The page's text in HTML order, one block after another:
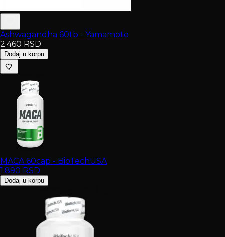
Ashwagandha 60tb - Yamamoto
2.460 RSD
Dodaj u korpu
MACA 60cap - BioTechUSA
1.890 RSD
Dodaj u korpu